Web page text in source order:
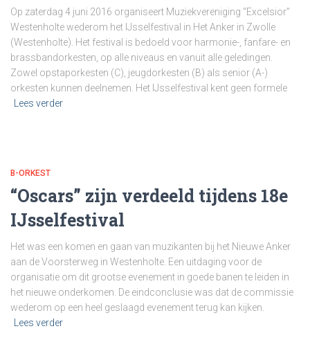
Op zaterdag 4 juni 2016 organiseert Muziekvereniging “Excelsior”
Westenholte wederom het IJsselfestival in Het Anker in Zwolle
(Westenholte). Het festival is bedoeld voor harmonie-, fanfare- en
brassbandorkesten, op alle niveaus en vanuit alle geledingen.
Zowel opstaporkesten (C), jeugdorkesten (B) als senior (A-)
orkesten kunnen deelnemen. Het IJsselfestival kent geen formele
Lees verder
B-ORKEST
“Oscars” zijn verdeeld tijdens 18e
IJsselfestival
Het was een komen en gaan van muzikanten bij het Nieuwe Anker
aan de Voorsterweg in Westenholte. Een uitdaging voor de
organisatie om dit grootse evenement in goede banen te leiden in
het nieuwe onderkomen. De eindconclusie was dat de commissie
wederom op een heel geslaagd evenement terug kan kijken.
Lees verder